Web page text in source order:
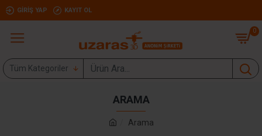
GIRIŞ YAP KAYIT OL
0
Tüm Kategoriler
Arama
ARAMA